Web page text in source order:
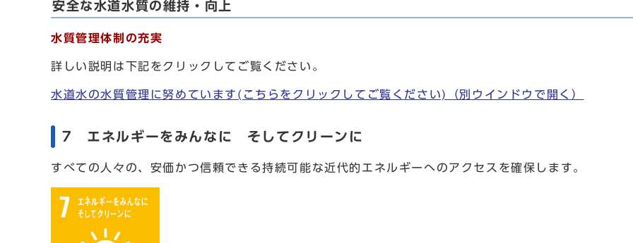
安全な水道水質の維持・向上
水質管理体制の充実
詳しい説明は下記をクリックしてご覧ください。
水道水の水質管理に努めています(こちらをクリックしてご覧ください) （別ウインドウで開く）
7 エネルギーをみんなに そしてクリーンに
すべての人々の、安価かつ信頼できる持続可能な近代的エネルギーへのアクセスを確保します。